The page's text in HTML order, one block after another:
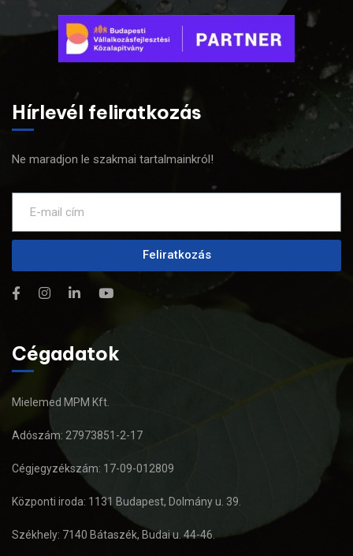
Hírlevél feliratkozás
Ne maradjon le szakmai tartalmainkról!
Feliratkozás
Cégadatok
Mielemed MPM Kft.
Adószám: 27973851-2-17
Cégjegyzékszám: 17-09-012809
Központi iroda: 1131 Budapest, Dolmány u. 39.
Székhely: 7140 Bátaszék, Budai u. 44-46.